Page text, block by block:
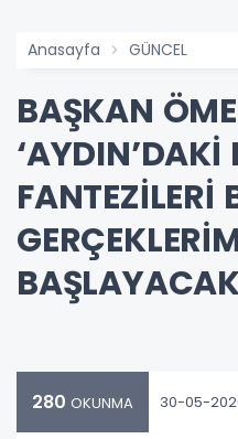
Anasayfa GÜNCEL
BAŞKAN
FANTEZİLERİ
280 OKUNMA 30-05-